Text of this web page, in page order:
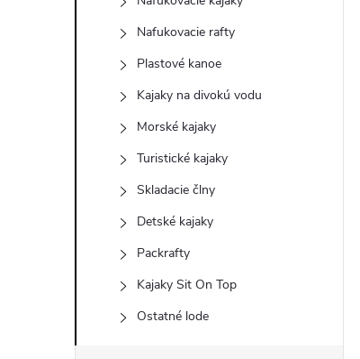
Nafukovacie rafty
Plastové kanoe
Kajaky na divokú vodu
Morské kajaky
Turistické kajaky
Skladacie člny
Detské kajaky
Packrafty
Kajaky Sit On Top
Ostatné lode